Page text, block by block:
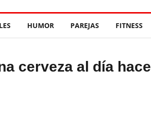
HUMOR PAREJAS FITNESS
cerveza al día hace